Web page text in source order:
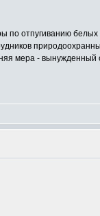
отпугиванию
мера - вынужденный